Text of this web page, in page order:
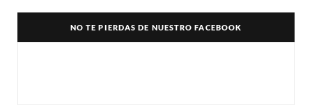
e
w
t
NO TE PIERDAS DE NUESTRO FACEBOOK